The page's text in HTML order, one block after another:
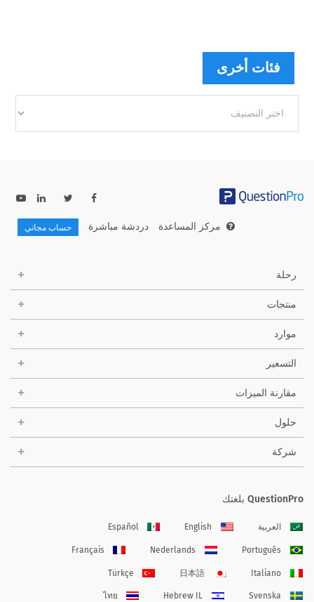
فئات أخرى
أخرى
مركز المساعدة دردشة مباشرة حساب مجاني
رحلة
منتجات
موارد
التسعير
مقارنة الميزات
حلول
شركة
QuestionPro بلغتك
العربية English
Español
Português
Nederlands
Français
Italiano
日本語
Türkçe
Svenska
Hebrew IL
ไทย